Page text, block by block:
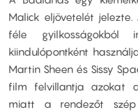
Malick eljövetelét
féle gyilkosságokból
kiindulópontként
Martin Sheen és Sissy
film felvillantja azokat
miatt a rendezőt